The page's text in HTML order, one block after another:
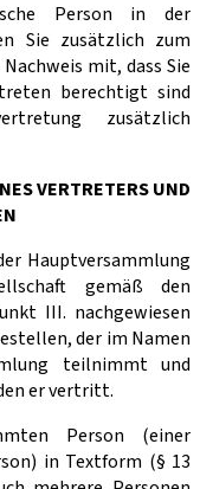
Person in der
Sie zusätzlich zum
mit, dass Sie
berechtigt sind
zusätzlich
VERTRETERS UND
Hauptversammlung
gemäß den
III. nachgewiesen
der im Namen
teilnimmt und
er vertritt.
Person (einer
in Textform (§ 13